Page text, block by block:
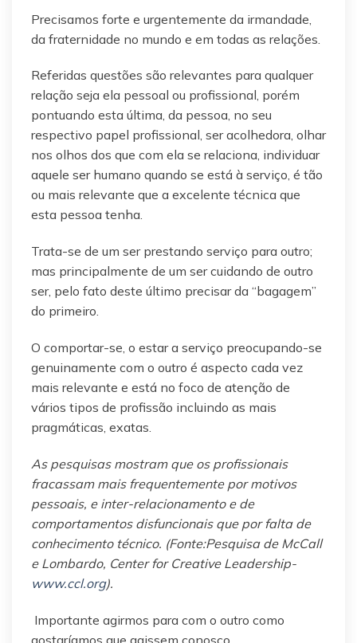
Precisamos forte e urgentemente da irmandade,
da fraternidade no mundo e em todas as relações.
Referidas questões são relevantes para qualquer
relação seja ela pessoal ou profissional, porém
pontuando esta última, da pessoa, no seu
respectivo papel profissional, ser acolhedora, olhar
nos olhos dos que com ela se relaciona, individuar
aquele ser humano quando se está à serviço, é tão
ou mais relevante que a excelente técnica que
esta pessoa tenha.
Trata-se de um ser prestando serviço para outro;
mas principalmente de um ser cuidando de outro
ser, pelo fato deste último precisar da “bagagem”
do primeiro.
O comportar-se, o estar a serviço preocupando-se
genuinamente com o outro é aspecto cada vez
mais relevante e está no foco de atenção de
vários tipos de profissão incluindo as mais
pragmáticas, exatas.
As pesquisas mostram que os profissionais
fracassam mais frequentemente por motivos
pessoais, e inter-relacionamento e de
comportamentos disfuncionais que por falta de
conhecimento técnico. (Fonte:Pesquisa de McCall
e Lombardo, Center for Creative Leadership-
www.ccl.org).
Importante agirmos para com o outro como
gostaríamos que agissem conosco.